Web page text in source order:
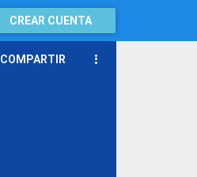
CREAR CUENTA
COMPARTIR